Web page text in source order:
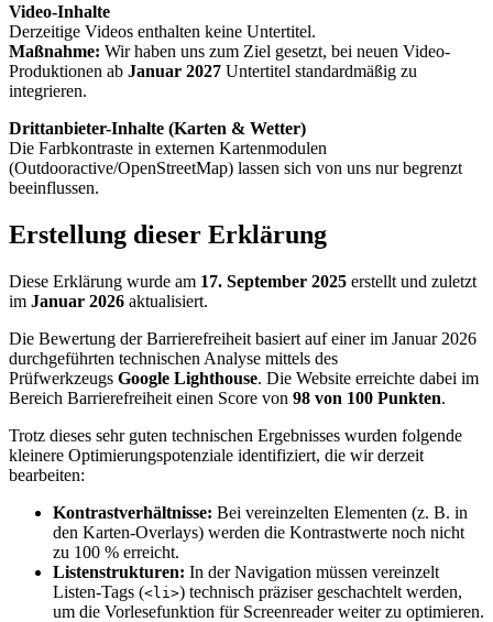
Video-Inhalte
Derzeitige Videos enthalten keine Untertitel.
Maßnahme: Wir haben uns zum Ziel gesetzt, bei neuen Video-
Produktionen ab Januar 2027 Untertitel standardmäßig zu
integrieren.
Drittanbieter-Inhalte (Karten & Wetter)
Die Farbkontraste in externen Kartenmodulen
(Outdooractive/OpenStreetMap) lassen sich von uns nur begrenzt
beeinflussen.
Erstellung dieser Erklärung
Diese Erklärung wurde am 17. September 2025 erstellt und zuletzt
im Januar 2026 aktualisiert.
Die Bewertung der Barrierefreiheit basiert auf einer im Januar 2026
durchgeführten technischen Analyse mittels des
Prüfwerkzeugs Google Lighthouse. Die Website erreichte dabei im
Bereich Barrierefreiheit einen Score von 98 von 100 Punkten.
Trotz dieses sehr guten technischen Ergebnisses wurden folgende
kleinere Optimierungspotenziale identifiziert, die wir derzeit
bearbeiten:
Kontrastverhältnisse: Bei vereinzelten Elementen (z. B. in
den Karten-Overlays) werden die Kontrastwerte noch nicht
zu 100 % erreicht.
Listenstrukturen: In der Navigation müssen vereinzelt
Listen-Tags (<li>) technisch präziser geschachtelt werden,
um die Vorlesefunktion für Screenreader weiter zu optimieren.